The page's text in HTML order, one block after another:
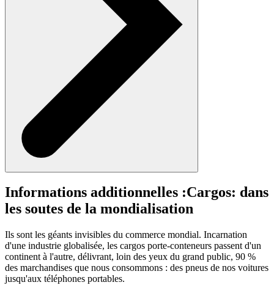
Informations additionnelles :Cargos: dans
les soutes de la mondialisation
Ils sont les géants invisibles du commerce mondial. Incarnation
d'une industrie globalisée, les cargos porte-conteneurs passent d'un
continent à l'autre, délivrant, loin des yeux du grand public, 90 %
des marchandises que nous consommons : des pneus de nos voitures
jusqu'aux téléphones portables.